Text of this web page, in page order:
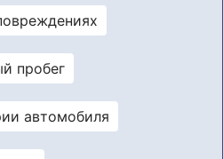
пробег
автомобиля